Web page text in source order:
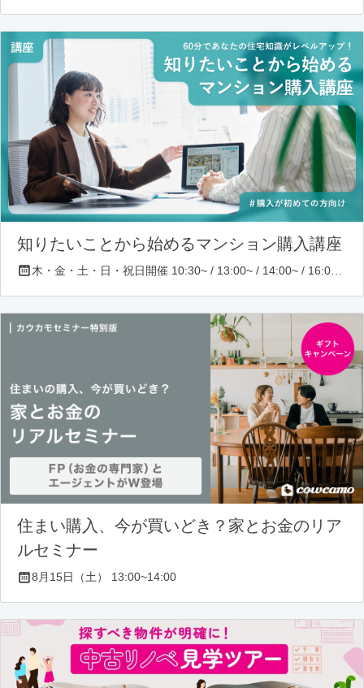
知りたいことから始めるマンション購入講座
住まい購入、今が買いどき？家とお金のリア
ルセミナー
8月15日（土） 13:00~14:00